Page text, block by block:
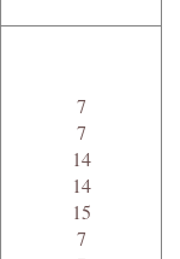
7
7
14
14
15
7